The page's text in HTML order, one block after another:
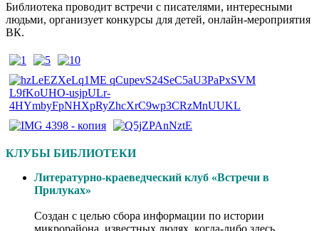
Библиотека проводит встречи с писателями, интересными
людьми, организует конкурсы для детей, онлайн-мероприятия
ВК.
КЛУБЫ БИБЛИОТЕКИ
Литературно-краеведческий клуб «Встречи в
Прилуках»
Создан с целью сбора информации по истории